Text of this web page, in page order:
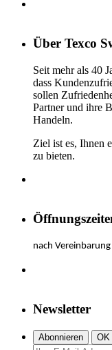
Über Texco
Seit mehr als 40
dass
sollen
Partner und ihre
Handeln.
Ziel ist es, Ihnen
zu bieten.
nach Vereinbarung
Newsletter